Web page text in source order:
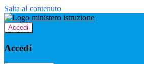
Salta al contenuto
Accedi
Accedi